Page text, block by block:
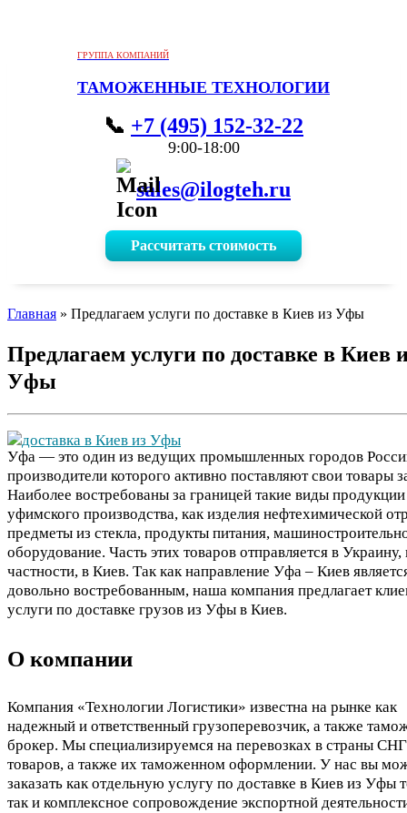
ГРУППА КОМПАНИЙ
ТАМОЖЕННЫЕ ТЕХНОЛОГИИ
+7 (495) 152-32-22
9:00-18:00
sales@ilogteh.ru
Рассчитать стоимость
Главная » Предлагаем услуги по доставке в Киев из Уфы
Предлагаем услуги по доставке в Киев
Уфы
Уфа — это один из ведущих промышленных городов
производители которого активно поставляют свои товары
Наиболее востребованы за границей такие виды продукции
уфимского производства, как изделия нефтехимической
предметы из стекла, продукты питания,
оборудование. Часть этих товаров отправляется в Украину,
частности, в Киев. Так как направление Уфа – Киев
довольно востребованным, наша компания предлагает
услуги по доставке грузов из Уфы в Киев.
О компании
Компания «Технологии Логистики» известна на рынке как
надежный и ответственный грузоперевозчик, а также
брокер. Мы специализируемся на перевозках в страны СНГ
товаров, а также их таможенном оформлении. У нас вы
заказать как отдельную услугу по доставке в Киев из Уфы
так и комплексное сопровождение экспортной